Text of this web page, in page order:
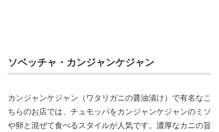
ソベッチャ・カンジャンケジャン
カンジャンケジャン（ワタリガニの醤油漬け）で有名なこ
ちらのお店では、チュモッパをカンジャンケジャンのミソ
や卵と混ぜて食べるスタイルが人気です。​濃厚なカニの旨